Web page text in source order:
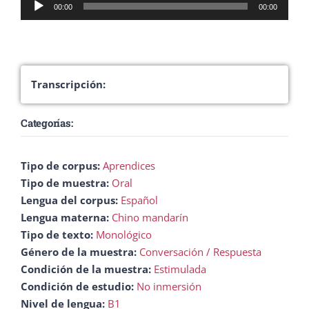
de
00:00 00:00
Transcripción:
Categorías:
Tipo de corpus: Aprendices
Tipo de muestra: Oral
Lengua del corpus: Español
Lengua materna: Chino mandarín
Tipo de texto: Monológico
Género de la muestra: Conversación / Respuesta
Condición de la muestra: Estimulada
Condición de estudio: No inmersión
Nivel de lengua: B1